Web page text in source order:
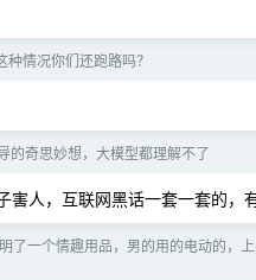
种情况你们还跑路吗？
的奇思妙想，大模型都理解不了
害人，互联网黑话一套一套的
了一个情趣用品，男的用的电动的，